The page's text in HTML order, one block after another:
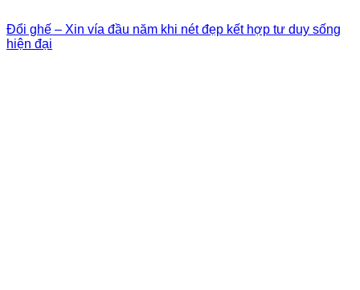
Đổi ghế – Xin vía đầu năm khi nét đẹp kết hợp tư duy sống
hiện đại